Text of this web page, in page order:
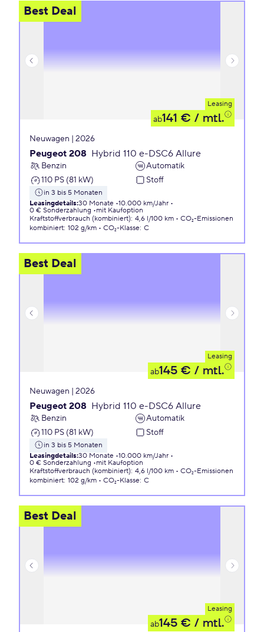
Best Deal
Leasing
ab141 € / mtl.
Neuwagen | 2026
Peugeot 208 Hybrid 110 e-DSC6 Allure
Benzin
Automatik
110 PS (81 kW)
Stoff
in 3 bis 5 Monaten
Leasingdetails:30 Monate 10.000 km/Jahr
0 € Sonderzahlung
mit Kaufoption
Kraftstoffverbrauch (kombiniert): 4,6 l/100 km
CO₂-Emissionen
kombiniert: 102 g/km CO₂-Klasse: C
Best Deal
Leasing
ab145 € / mtl.
Neuwagen | 2026
Peugeot 208 Hybrid 110 e-DSC6 Allure
Benzin
Automatik
110 PS (81 kW)
Stoff
in 3 bis 5 Monaten
Leasingdetails:30 Monate 10.000 km/Jahr
0 € Sonderzahlung
mit Kaufoption
Kraftstoffverbrauch (kombiniert): 4,6 l/100 km
CO₂-Emissionen
kombiniert: 102 g/km CO₂-Klasse: C
Best Deal
Leasing
ab145 € / mtl.